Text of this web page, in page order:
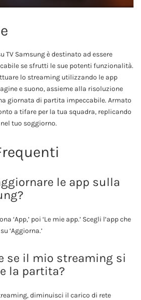
TV Samsung è destinato ad essere
se sfrutti le sue potenti funzionalità.
lo streaming utilizzando le app
e suono, assieme alla risoluzione
giornata di partita impeccabile. Armato
a tifare per la tua squadra, replicando
tuo soggiorno.
le app sulla
‘App,’ poi ‘Le mie app.’ Scegli l’app che
‘Aggiorna.’
se il mio streaming si
la partita?
diminuisci il carico di rete